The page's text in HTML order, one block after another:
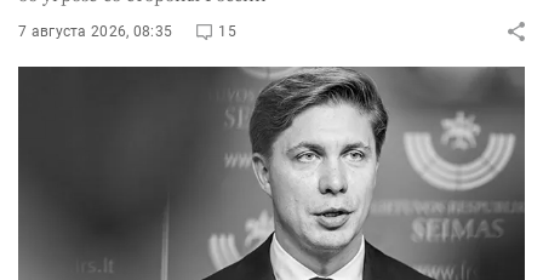
7 августа 2026, 08:35 15